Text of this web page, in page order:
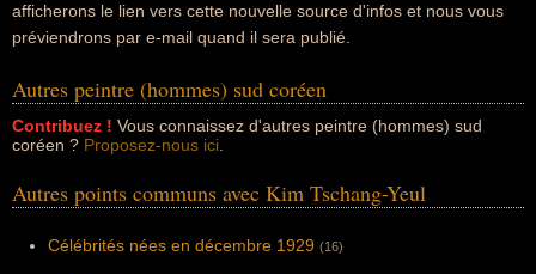
afficherons le lien vers cette nouvelle source d'infos et nous vous
préviendrons par e-mail quand il sera publié.
Autres peintre (hommes) sud coréen
Contribuez ! Vous connaissez d'autres peintre (hommes) sud
coréen ? Proposez-nous ici
Autres points communs avec Kim Tschang-Yeul
Célébrités nées en décembre 1929 (16)